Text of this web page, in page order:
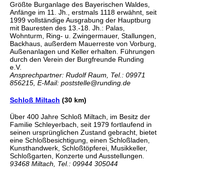
Größte Burganlage des Bayerischen Waldes,
Anfänge im 11. Jh., erstmals 1118 erwähnt, seit
1999 vollständige Ausgrabung der Hauptburg
mit Bauresten des 13.-18. Jh.: Palas,
Wohnturm, Ring- u. Zwingermauer, Stallungen,
Backhaus, außerdem Mauerreste von Vorburg,
Außenanlagen und Keller erhalten. Führungen
durch den Verein der Burgfreunde Runding
e.V.
Ansprechpartner: Rudolf Raum, Tel.: 09971
856215, E-Mail: poststelle@runding.de
Schloß Miltach (30 km)
Über 400 Jahre Schloß Miltach, im Besitz der
Familie Schleyerbach, seit 1979 fortlaufend in
seinen ursprünglichen Zustand gebracht, bietet
eine Schloßbesichtigung, einen Schloßladen,
Kunsthandwerk, Schloßtöpferei, Musikkeller,
Schloßgarten, Konzerte und Ausstellungen.
93468 Miltach, Tel.: 09944 305044